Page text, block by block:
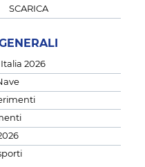
SCARICA
2026